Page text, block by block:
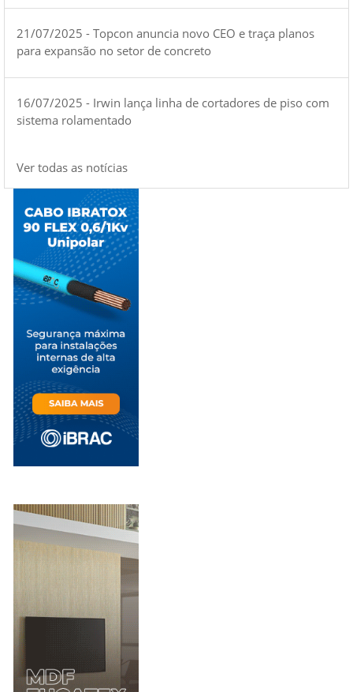
21/07/2025 - Topcon anuncia novo CEO e traça planos
para expansão no setor de concreto
16/07/2025 - Irwin lança linha de cortadores de piso com
sistema rolamentado
Ver todas as notícias